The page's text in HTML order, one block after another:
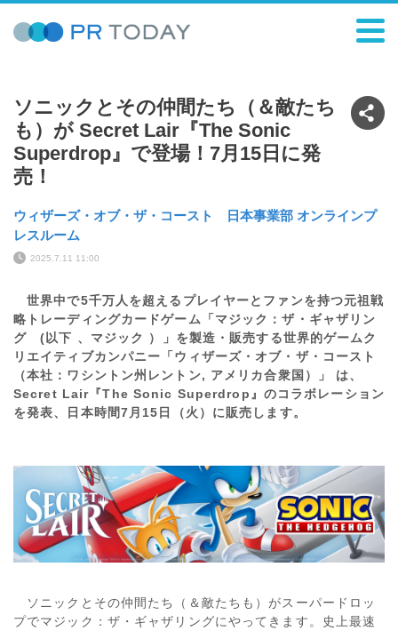
ソニックとその仲間たち（＆敵たち
も）が Secret Lair『The Sonic
Superdrop』で登場！7月15日に発
売！
ウィザーズ・オブ・ザ・コースト 日本事業部 オンラインプ
レスルーム
2025.7.11 11:00
世界中で5千万人を超えるプレイヤーとファンを持つ元祖戦
略トレーディングカードゲーム「マジック：ザ・ギャザリン
グ (以下 、マジック ）」を製造・販売する世界的ゲームク
リエイティブカンパニー「ウィザーズ・オブ・ザ・コースト
（本社：ワシントン州レントン, アメリカ合衆国）」 は、
Secret Lair『The Sonic Superdrop』のコラボレーション
を発表、日本時間7月15日（火）に販売します。
ソニックとその仲間たち（＆敵たちも）がスーパードロッ
プでマジック：ザ・ギャザリングにやってきます。史上最速